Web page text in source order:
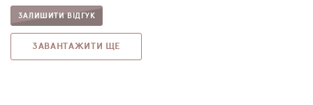
ЗАЛИШИТИ ВІДГУК
ЗАВАНТАЖИТИ ЩЕ